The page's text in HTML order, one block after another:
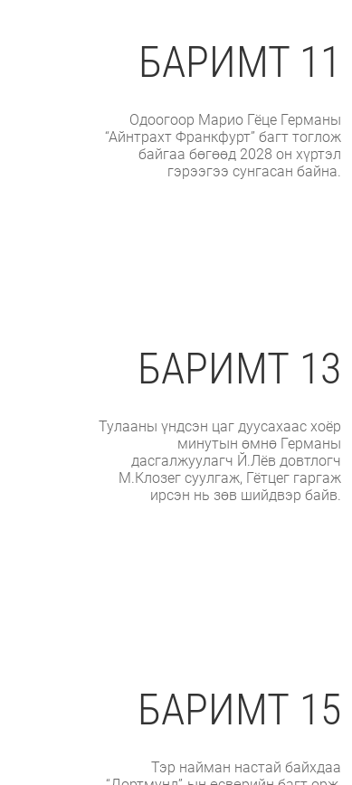
БАРИМТ 11
Одоогоор Марио Гёце Германы
“Айнтрахт Франкфурт” багт тоглож
байгаа бөгөөд 2028 он хүртэл
гэрээгээ сунгасан байна.
БАРИМТ 13
Тулааны үндсэн цаг дуусахаас хоёр
минутын өмнө Германы
дасгалжуулагч Й.Лёв довтлогч
М.Клозег суулгаж, Гётцег гаргаж
ирсэн нь зөв шийдвэр байв.
БАРИМТ 15
Тэр найман настай байхдаа